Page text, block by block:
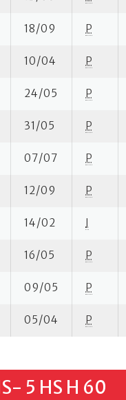
18/09 P
10/04 P
24/05 P
31/05 P
07/07 P
12/09 P
14/02 I
16/05 P
09/05 P
05/04 P
5 HS H 60